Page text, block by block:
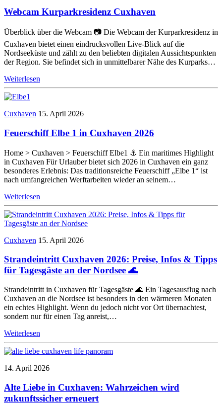
Webcam Kurparkresidenz Cuxhaven
Überblick über die Webcam 📷 Die Webcam der Kurparkresidenz in
Cuxhaven bietet einen eindrucksvollen Live-Blick auf die
Nordseeküste und zählt zu den beliebten digitalen Aussichtspunkten
der Region. Sie befindet sich in unmittelbarer Nähe des Kurparks…
Weiterlesen
Cuxhaven 15. April 2026
Feuerschiff Elbe 1 in Cuxhaven 2026
Home > Cuxhaven > Feuerschiff Elbe1 ⚓ Ein maritimes Highlight
in Cuxhaven Für Urlauber bietet sich 2026 in Cuxhaven ein ganz
besonderes Erlebnis: Das traditionsreiche Feuerschiff „Elbe 1“ ist
nach umfangreichen Werftarbeiten wieder an seinem…
Weiterlesen
Cuxhaven 15. April 2026
Strandeintritt Cuxhaven 2026: Preise, Infos & Tipps
für Tagesgäste an der Nordsee 🌊
Strandeintritt in Cuxhaven für Tagesgäste 🌊 Ein Tagesausflug nach
Cuxhaven an die Nordsee ist besonders in den wärmeren Monaten
ein echtes Highlight. Wenn du jedoch nicht vor Ort übernachtest,
sondern nur für einen Tag anreist,…
Weiterlesen
14. April 2026
Alte Liebe in Cuxhaven: Wahrzeichen wird
zukunftssicher erneuert